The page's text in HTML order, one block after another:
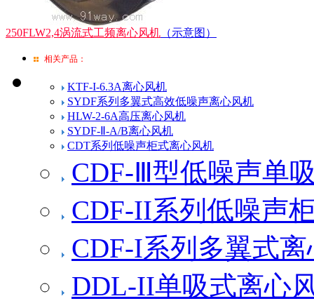
250FLW2,4涡流式工频离心风机 （示意图）
相关产品：
KTF-I-6.3A离心风机
SYDF系列多翼式高效低噪声离心风机
HLW-2-6A高压离心风机
SYDF-Ⅱ-A/B离心风机
CDT系列低噪声柜式离心风机
CDF-Ⅲ型低噪声单
CDF-II系列低噪声
CDF-I系列多翼式
DDL-II单吸式离心